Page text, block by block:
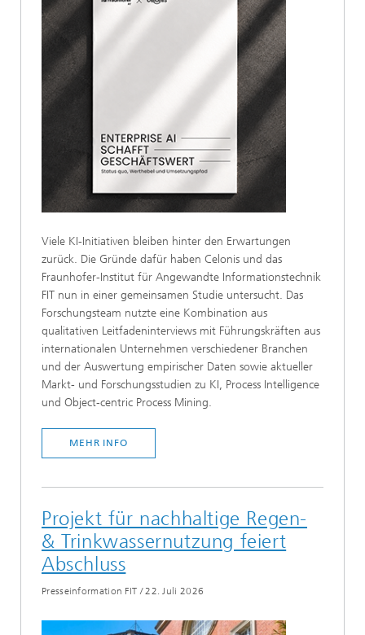
Viele KI-Initiativen bleiben hinter den Erwartungen
zurück. Die Gründe dafür haben Celonis und das
Fraunhofer-Institut für Angewandte Informationstechnik
FIT nun in einer gemeinsamen Studie untersucht. Das
Forschungsteam nutzte eine Kombination aus
qualitativen Leitfadeninterviews mit Führungskräften aus
internationalen Unternehmen verschiedener Branchen
und der Auswertung empirischer Daten sowie aktueller
Markt- und Forschungsstudien zu KI, Process Intelligence
und Object-centric Process Mining.
MEHR INFO
Projekt für nachhaltige Regen-
& Trinkwassernutzung feiert
Abschluss
Presseinformation FIT /22. Juli 2026